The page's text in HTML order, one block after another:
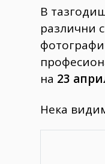
В
различни
на 23
Нека